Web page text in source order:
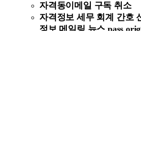
자격동이메일 구독 취소
자격정보 세무 회계 간호
정보 메일링 뉴스 pass